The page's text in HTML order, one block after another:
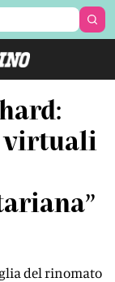
virtuali
del rinomato